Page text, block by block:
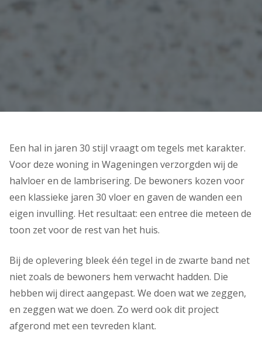
Een hal in jaren 30 stijl vraagt om tegels met karakter.
Voor deze woning in Wageningen verzorgden wij de
halvloer en de lambrisering. De bewoners kozen voor
een klassieke jaren 30 vloer en gaven de wanden een
eigen invulling. Het resultaat: een entree die meteen de
toon zet voor de rest van het huis.
Bij de oplevering bleek één tegel in de zwarte band net
niet zoals de bewoners hem verwacht hadden. Die
hebben wij direct aangepast. We doen wat we zeggen,
en zeggen wat we doen. Zo werd ook dit project
afgerond met een tevreden klant.